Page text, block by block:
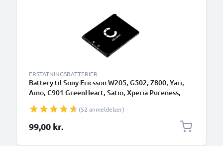
ERSTATNINGSBATTERIER
Battery til Sony Ericsson W205, G502, Z800, Yari,
Aino, C901 GreenHeart, Satio, Xperia Pureness,
CELLONIC
(52 anmeldelser)
99,00 kr.